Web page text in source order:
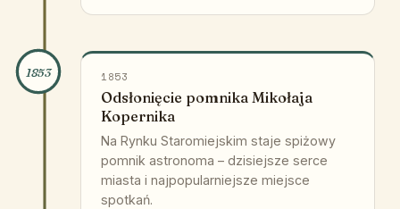
1853 1853
Odsłonięcie pomnika Mikołaja
Kopernika
Na Rynku Staromiejskim staje spiżowy
pomnik astronoma – dzisiejsze serce
miasta i najpopularniejsze miejsce
spotkań.